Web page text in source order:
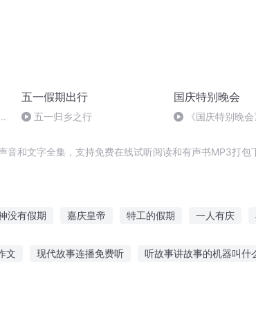
五一假期出行
五一归乡之行
国庆特别晚会
《国庆特别晚
和文字全集，支持免费在线试听阅读和有声书MP3打包
没有假期 嘉庆皇帝 特工的假期 一人有庆
文 现代故事连播免费听 听故事讲故事的机器叫什